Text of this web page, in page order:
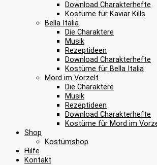
Download Charakterhefte
Kostüme für Kaviar Kills
Bella Italia
Die Charaktere
Musik
Rezeptideen
Download Charakterhefte
Kostüme für Bella Italia
Mord im Vorzelt
Die Charaktere
Musik
Rezeptideen
Download Charakterhefte
Kostüme für Mord im
Shop
Kostümshop
Hilfe
Kontakt